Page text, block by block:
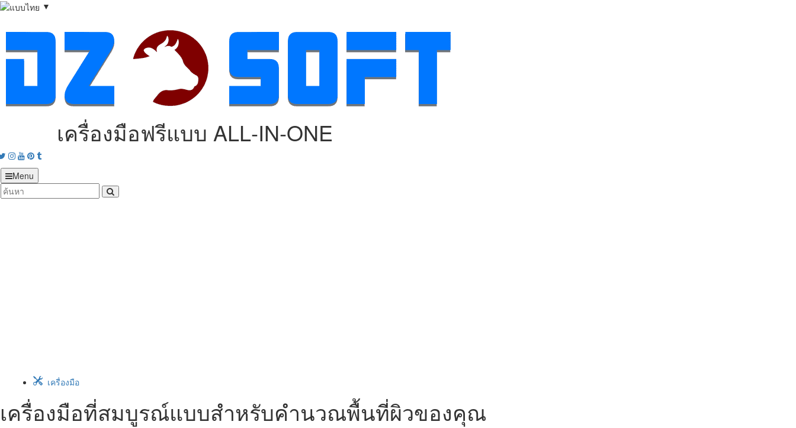
▼
เครื่องมือฟรีแบบ ALL‑IN‑ONE
Twitter
Instagram
Youtube
Pinterest
tumblr
Menu
เครื่องมือ
เครื่องมือที่สมบูรณ์แบบสำหรับคำนวณพื้นที่ผิวของคุณ